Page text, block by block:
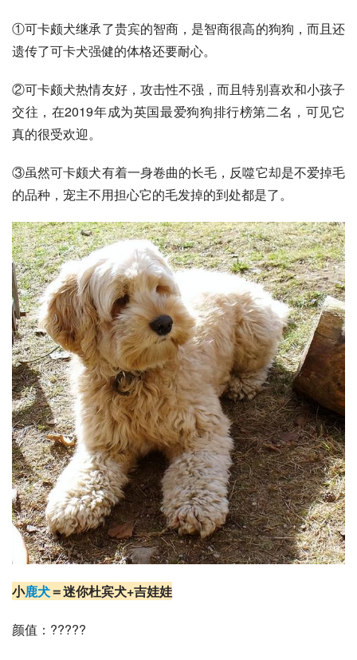
①可卡颇犬继承了贵宾的智商，是智商很高的狗狗，而且还
遗传了可卡犬强健的体格还要耐心。
②可卡颇犬热情友好，攻击性不强，而且特别喜欢和小孩子
交往，在2019年成为英国最爱狗狗排行榜第二名，可见它
真的很受欢迎。
③虽然可卡颇犬有着一身卷曲的长毛，反噬它却是不爱掉毛
的品种，宠主不用担心它的毛发掉的到处都是了。
小鹿犬＝迷你杜宾犬+吉娃娃
颜值：?????